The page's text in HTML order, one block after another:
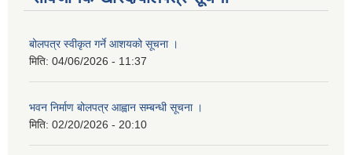
बोलपत्र स्वीकृत गर्ने आशयको सूचना ।
मिति: 04/06/2026 - 11:37
भवन निर्माण बोलपत्र आह्वान सम्बन्धी सूचना ।
मिति: 02/20/2026 - 20:10